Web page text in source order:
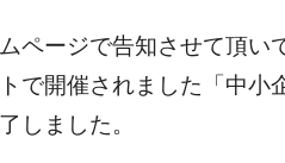
ページで告知させて頂い
で開催されました「中
しました。